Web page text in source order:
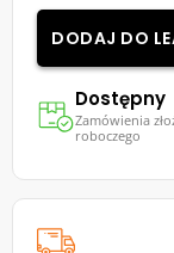
DODAJ DO
Dostępny
Zamówienia
roboczego